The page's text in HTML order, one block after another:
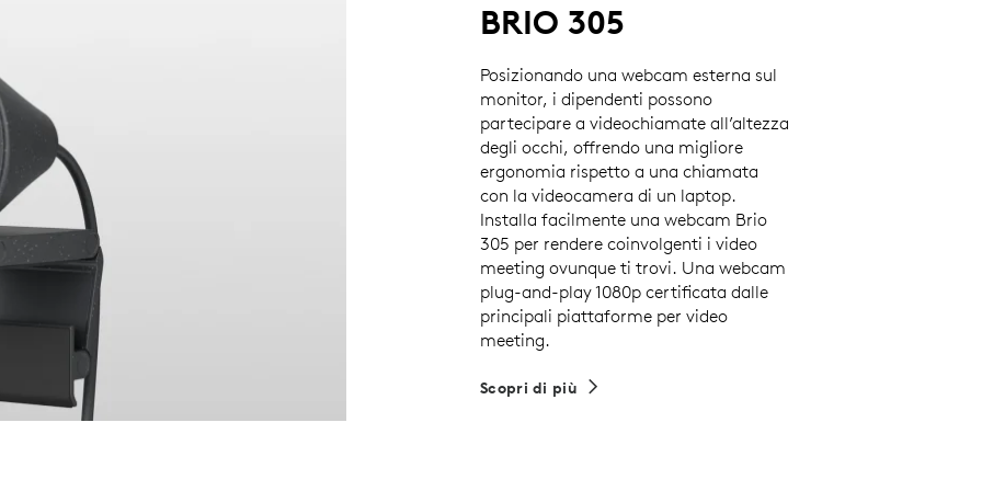
BRIO 305
Posizionando una webcam esterna sul
monitor, i dipendenti possono
partecipare a videochiamate all’altezza
degli occhi, offrendo una migliore
ergonomia rispetto a una chiamata
con la videocamera di un laptop.
Installa facilmente una webcam Brio
305 per rendere coinvolgenti i video
meeting ovunque ti trovi. Una webcam
plug-and-play 1080p certificata dalle
principali piattaforme per video
meeting.
Scopri di più